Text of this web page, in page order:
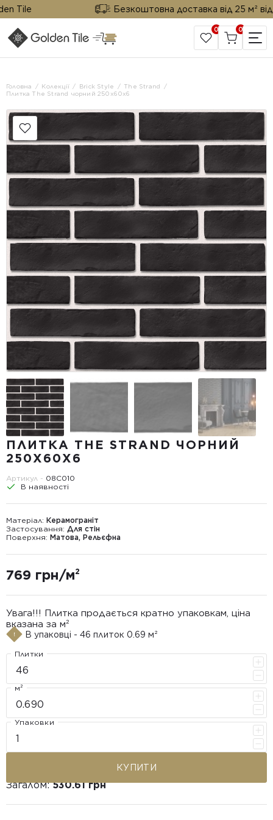
Tile Безкоштовна доставка від 25 м² від
САЙТ КОМПАНІЇ
0 0
Головна Колекції Brick Style
The Strand
Плитка The Strand чорний 250х60х6
ПЛИТКА THE STRAND ЧОРНИЙ
250Х60Х6
Артикул - 08С010
В наявності
Матеріал: Керамограніт
Застосування: Для стін
Поверхня: Матова, Рельєфна
769 грн/м²
Увага!!! Плитка продається кратно упаковкам, ціна
вказана за м²
В упаковці - 46 плиток 0.69 м²
Плитки
м²
Упаковки
КУПИТИ
Загалом:530.61 грн